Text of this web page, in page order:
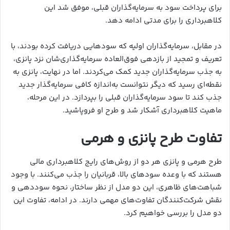
برای پرداخت سود به سرمایه‌گذاران قبلی، موفق شد این
کلاهبرداری را برای مدتی ادامه دهد.
در مقابل، سرمایه‌گذاران اولیه که سودهایی دریافت کرده بودند، با
تعریف و تمجید از بازدهی فوق‌العاده سرمایه‌گذاری‌شان نزد پانزی،
به جذب سرمایه‌گذاران جدید کمک می‌کردند. اما در نهایت، پانزی به
نقطه‌ای رسید که دیگر نتوانست به‌اندازه کافی سرمایه‌گذار جدید
جذب کند تا سود سرمایه‌گذاران قبلی را بپردازد. در این مرحله،
ماهیت کلاهبرداری آشکار شد و طرح او فروپاشید.
تفاوت طرح پانزی و هرمی
طرح هرمی و پانزی هر دو از روش‌های رایج کلاهبرداری مالی
هستند که با وعده سودهای بالا، قربانیان را جذب می‌کنند. با وجود
شباهت‌های ظاهری، این دو مدل از نظر ساختار، نحوه سوددهی و
نقش شرکت‌کنندگان تفاوت‌های مهمی دارند. در ادامه، تفاوت این
دو مدل را بررسی خواهیم کرد.